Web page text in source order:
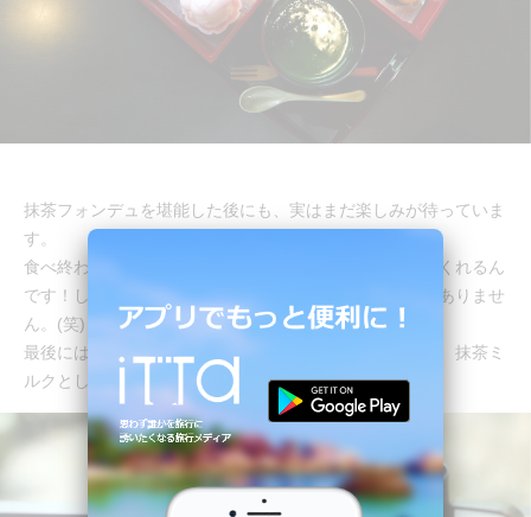
抹茶フォンデュを堪能した後にも、実はまだ楽しみが待っていま
す。
食べ終わった頃にお店の方がホットミルクを持ってきてくれるん
です！しかもこんなにオシャレなホットミルク見たことありませ
ん。(笑)
最後には、このホットミルクで抹茶フォンデュを溶かし、抹茶ミ
ルクとして飲めるんです。これがまたおいしい！！